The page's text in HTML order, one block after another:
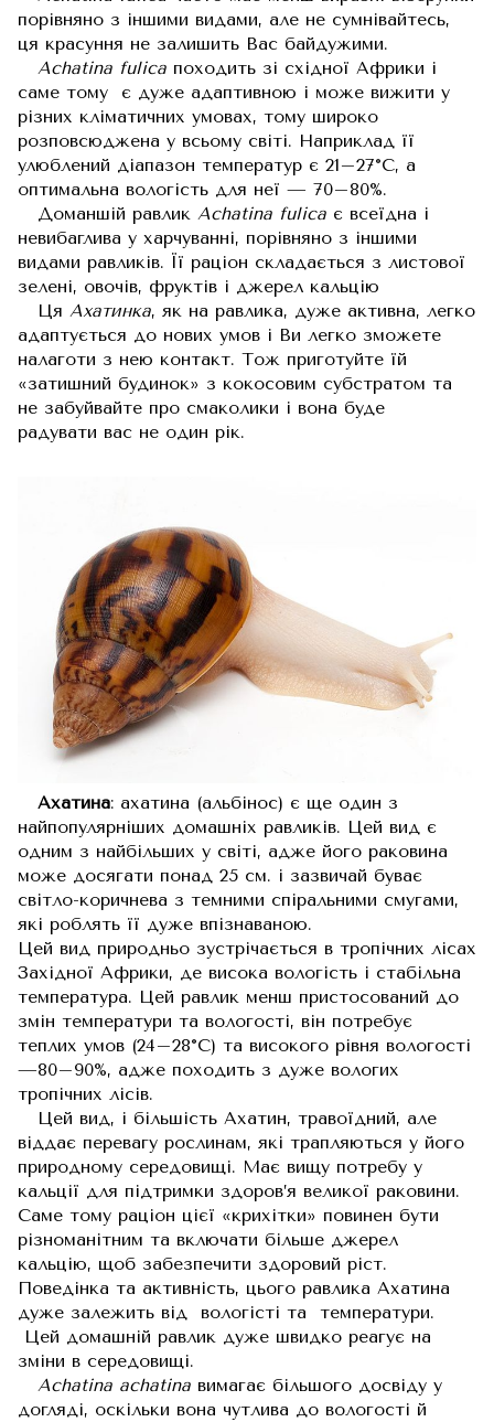
порівняно з іншими видами, але не сумнівайтесь,
ця красуння не залишить Вас байдужими.
Achatina fulica походить зі східної Африки і
саме тому є дуже адаптивною і може вижити у
різних кліматичних умовах, тому широко
розповсюджена у всьому світі. Наприклад її
улюблений діапазон температур є 21–27°C, а
оптимальна вологість для неї — 70–80%.
Доманшій равлик Achatina fulica є всеїдна і
невибаглива у харчуванні, порівняно з іншими
видами равликів. Її раціон складається з листової
зелені, овочів, фруктів і джерел кальцію
Ця Ахатинка, як на равлика, дуже активна, легко
адаптується до нових умов і Ви легко зможете
налаготи з нею контакт. Тож приготуйте їй
«затишний будинок» з кокосовим субстратом та
не забуйвайте про смаколики і вона буде
радувати вас не один рік.
Ахатина: ахатина (альбінос) є ще один з
найпопулярніших домашніх равликів. Цей вид є
одним з найбільших у світі, адже його раковина
може досягати понад 25 см. і зазвичай буває
світло-коричнева з темними спіральними смугами,
які роблять її дуже впізнаваною.
Цей вид природньо зустрічається в тропічних лісах
Західної Африки, де висока вологість і стабільна
температура. Цей равлик менш пристосований до
змін температури та вологості, він потребує
теплих умов (24–28°C) та високого рівня вологості
—80–90%, адже походить з дуже вологих
тропічних лісів.
Цей вид, і більшість Ахатин, травоїдний, але
віддає перевагу рослинам, які трапляються у його
природному середовищі. Має вищу потребу у
кальції для підтримки здоров’я великої раковини.
Саме тому раціон цієї «крихітки» повинен бути
різноманітним та включати більше джерел
кальцію, щоб забезпечити здоровий ріст.
Поведінка та активність, цього равлика Ахатина
дуже залежить від вологісті та температури.
Цей домашній равлик дуже швидко реагує на
зміни в середовищі.
Achatina achatina вимагає більшого досвіду у
догляді, оскільки вона чутлива до вологості й